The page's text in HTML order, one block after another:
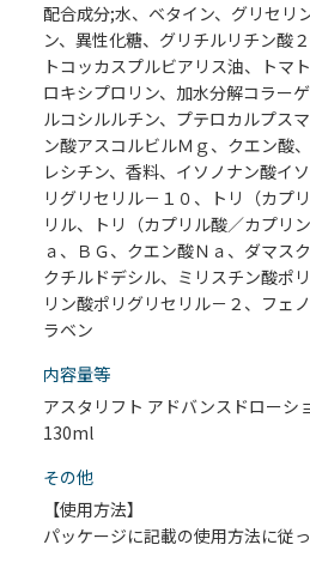
配合成分;水、ベタイン、グリセリ
ン、異性化糖、グリチルリチン酸
トコッカスプルビアリス油、トマ
ロキシプロリン、加水分解コラー
ルコシルルチン、プテロカルプス
ン酸アスコルビルＭｇ、クエン酸
レシチン、香料、イソノナン酸イ
リグリセリル－１０、トリ（カプ
リル、トリ（カプリル酸／カプリ
ａ、ＢＧ、クエン酸Ｎａ、ダマス
クチルドデシル、ミリスチン酸ポ
リン酸ポリグリセリル－２、フェ
ラベン
内容量等
アスタリフト アドバンスドローシ
130ml
その他
【使用方法】
パッケージに記載の使用方法に従